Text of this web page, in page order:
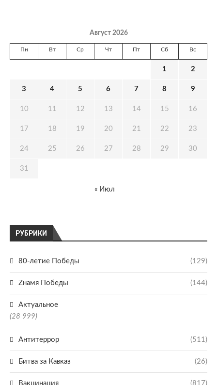
РУБРИКИ
80-летие Победы (129)
Zнамя Победы (144)
Актуальное
(28 999)
Антитеррор (511)
Битва за Кавказ (26)
Вакцинация (817)
Август 2026
Пн Вт Ср Чт Пт Сб Вс
1 2
3 4 5 6 7 8 9
10 11 12 13 14 15 16
17 18 19 20 21 22 23
24 25 26 27 28 29 30
31
« Июл